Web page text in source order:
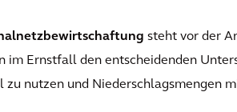
steht vor der
im Ernstfall den entscheidenden
zu nutzen und Niederschlagsmengen